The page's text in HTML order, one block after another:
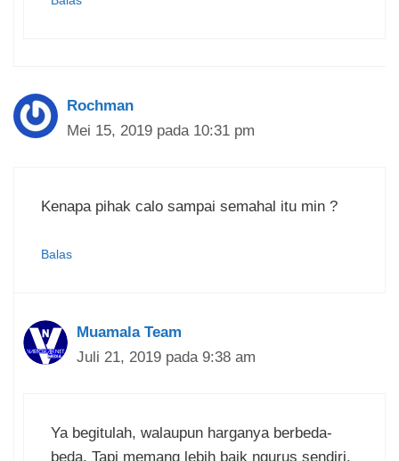
Rochman
Mei 15, 2019 pada 10:31 pm
Kenapa pihak calo sampai semahal itu min ?
Balas
Muamala Team
Juli 21, 2019 pada 9:38 am
Ya begitulah, walaupun harganya berbeda-
beda. Tapi memang lebih baik ngurus sendiri.